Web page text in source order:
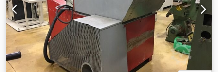
ca. 9.000 kg Weitere Details auf Anfrage. Irrtümer in den
Angaben vorbehalten.